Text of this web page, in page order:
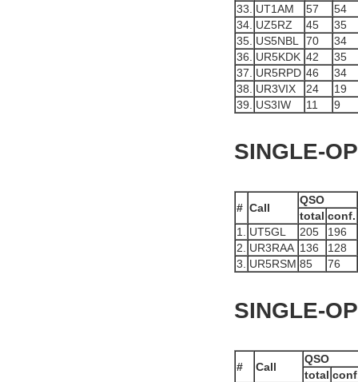
33.
UT1AM 57
54
34. UZ5RZ 45
35
35. US5NBL 70
34
36.
UR5KDK 42
35
37.
UR5RPD 46
34
38.
UR3VIX 24
19
39.
US3IW 11 9
SINGLE-
# Call
QSO
total conf.
1.
UT5GL 205
196
2.
UR3RAA 136
128
3.
UR5RSM 85 76
SINGLE-
# Call
QSO
total